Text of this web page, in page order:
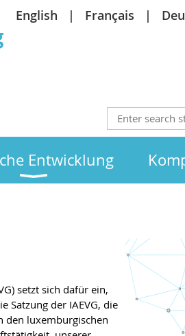
English Français
Entwicklung
setzt sich dafür ein,
Satzung der IAEVG, die
den luxemburgischen